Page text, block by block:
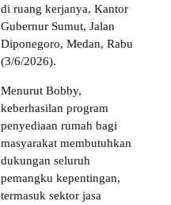
di ruang kerjanya, Kantor
Gubernur Sumut, Jalan
Diponegoro, Medan, Rabu
(3/6/2026).
Menurut Bobby,
keberhasilan program
penyediaan rumah bagi
masyarakat membutuhkan
dukungan seluruh
pemangku kepentingan,
termasuk sektor jasa